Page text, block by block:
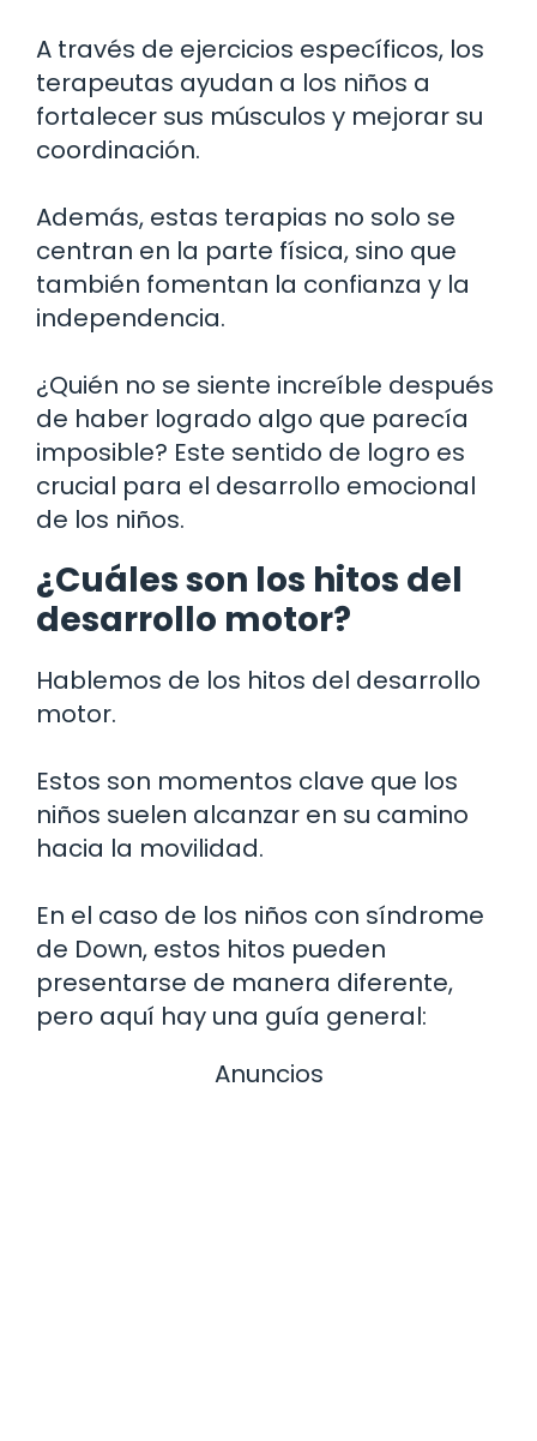
A través de ejercicios específicos, los
terapeutas ayudan a los niños a
fortalecer sus músculos y mejorar su
coordinación.
Además, estas terapias no solo se
centran en la parte física, sino que
también fomentan la confianza y la
independencia.
¿Quién no se siente increíble después
de haber logrado algo que parecía
imposible? Este sentido de logro es
crucial para el desarrollo emocional
de los niños.
¿Cuáles son los hitos del
desarrollo motor?
Hablemos de los hitos del desarrollo
motor.
Estos son momentos clave que los
niños suelen alcanzar en su camino
hacia la movilidad.
En el caso de los niños con síndrome
de Down, estos hitos pueden
presentarse de manera diferente,
pero aquí hay una guía general:
Anuncios